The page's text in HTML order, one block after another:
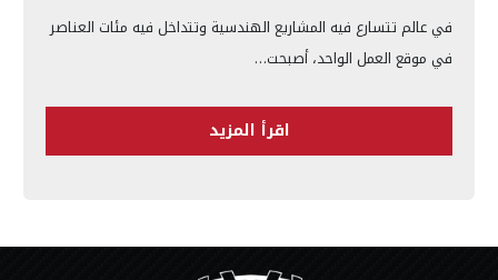
في عالم تتسارع فيه المشاريع الهندسية وتتداخل فيه مئات العناصر
في موقع العمل الواحد، أصبحت…
اقرأ المزيد